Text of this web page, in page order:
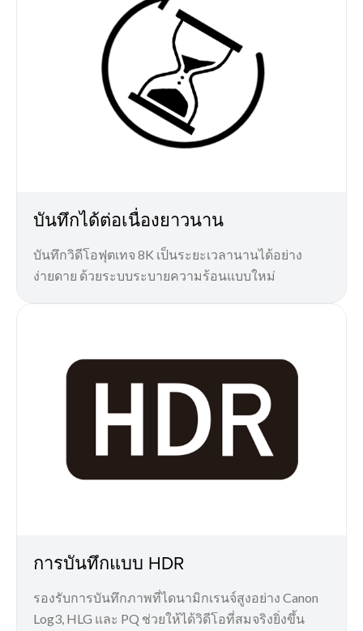
บันทึกได้ต่อเนื่องยาวนาน
บันทึกวิดีโอฟุตเทจ 8K เป็นระยะเวลานานได้อย่าง
ง่ายดาย ด้วยระบบระบายความร้อนแบบใหม่
การบันทึกแบบ HDR
รองรับการบันทึกภาพที่ไดนามิกเรนจ์สูงอย่าง Canon
Log3, HLG และ PQ ช่วยให้ได้วิดีโอที่สมจริงยิ่งขึ้น